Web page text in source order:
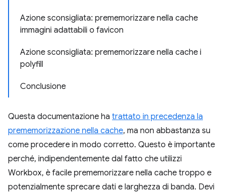
Azione sconsigliata: prememorizzare nella cache
immagini adattabili o favicon
Azione sconsigliata: prememorizzare nella cache i
polyfill
Conclusione
Questa documentazione ha trattato in precedenza la
prememorizzazione nella cache, ma non abbastanza su
come procedere in modo corretto. Questo è importante
perché, indipendentemente dal fatto che utilizzi
Workbox, è facile prememorizzare nella cache troppo e
potenzialmente sprecare dati e larghezza di banda. Devi